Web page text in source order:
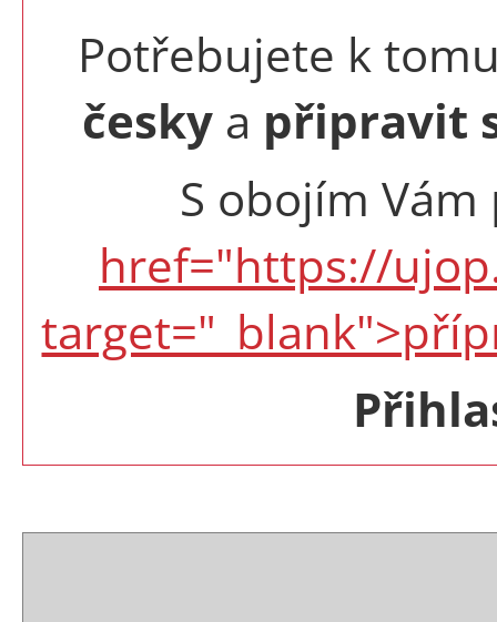
Potřebujete k
česky a připravit
S obojím
href="https://